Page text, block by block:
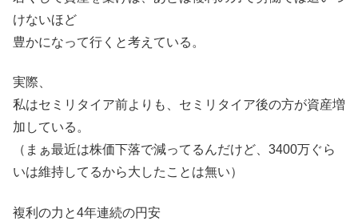
けないほど
豊かになって行くと考えている。
実際、
私はセミリタイア前よりも、セミリタイア後の方が資産増
加している。
（まぁ最近は株価下落で減ってるんだけど、3400万ぐら
いは維持してるから大したことは無い）
複利の力と4年連続の円安